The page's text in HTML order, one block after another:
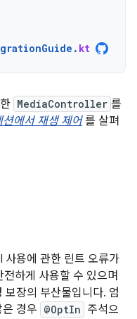
. kt
MediaController 를
션에서 재생 제어를 살펴
사용에 관한 린트 오류가
하게 사용할 수 있으며
보장의 부산물입니다. 엄
경우 @OptIn 주석으